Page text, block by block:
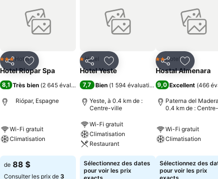
PartagerAjouter à mes favoris
3 ÉtoilesHotel
Hotel Riopar Spa
8,1 Très bien (2 645 évaluations)
Riópar, Espagne
Wi-Fi gratuit
Climatisation
de 88 $
Consulter les prix de 3
PartagerAjouter à mes favoris
1 Étoiles
Hotel
Hotel Yeste
7,7 Bien (1 594 évaluations)
Yeste, à 0.4 km de :
Centre-ville
Wi-Fi gratuit
Climatisation
Restaurant
Sélectionnez des dates
pour voir les prix
PartagerAjouter
2 Étoiles
Hotel
Hostal Almenara
9,0 Excellent (466
Paterna del
0.4 km de :
Wi-Fi gratuit
Climatisation
Sélectionnez des
pour voir les prix